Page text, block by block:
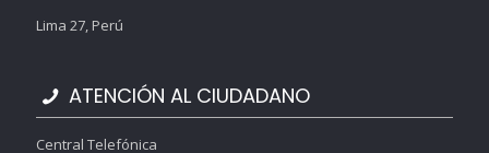
Lima 27, Perú
ATENCIÓN AL CIUDADANO
Central Telefónica